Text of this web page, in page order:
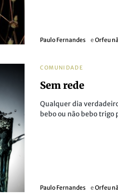
Paulo Fernandes eOrfeu
COMUNIDADE
Sem rede
Qualquer dia
bebo ou não bebo trigo
Paulo Fernandes eOrfeu